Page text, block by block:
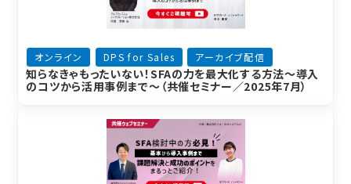
オンライン DPS for Sales アーカイブ配信
知らなきゃもったいない！SFAの力を最大化する方法～導入
のコツから活用事例まで～（共催セミナー／2025年7月）